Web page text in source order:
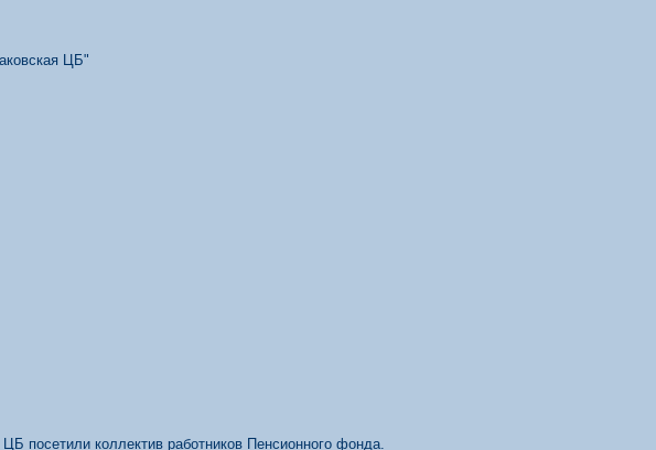
ЦБ"
посетили коллектив работников Пенсионного фонда.